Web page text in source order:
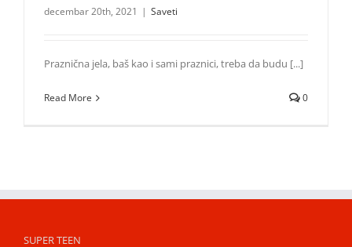
decembar 20th, 2021 | Saveti
Praznična jela, baš kao i sami praznici, treba da budu [...]
Read More 0
SUPER TEEN